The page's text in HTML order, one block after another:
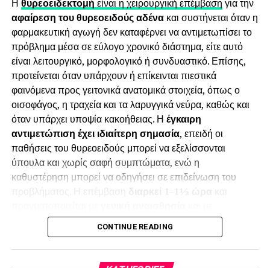
– Πώς η άσκηση με αντιστάσεις υποστηρίζει τη σύσταση
σώματος και τη διατήρηση του αποτελέσματος
– Τι χρειάζεται να προβλεφθεί διατροφικά πριν από τη
μείωση ή τη διακοπή της θεραπείας
Αν θεωρείτε ότι το περιεχόμενο μπορεί να ενδιαφέρει
το κοινό σας, μπορείτε να το προτείνετε ή να το
αναδημοσιεύσετε με σχετική αναφορά.
Δείτε το άρθρο στο ακόλουθο link:
https://diaitologos.com/diaita/enesimes-therapeies-
meiosis-varous-ozempic-mounjaro-odigos/
Η θυρεοειδεκτομή είναι η χειρουργική επέμβαση για την
αφαίρεση του θυρεοειδούς αδένακαι συστήνεται όταν η
φαρμακευτική αγωγή δεν καταφέρνει να αντιμετωπίσει το
πρόβλημα μέσα σε εύλογο χρονικό διάστημα, είτε αυτό
είναι λειτουργικό, μορφολογικό ή συνδυαστικό. Επίσης,
προτείνεται όταν υπάρχουν ή επίκεινται πιεστικά
φαινόμενα προς γειτονικά ανατομικά στοιχεία, όπως ο
οισοφάγος, η τραχεία και τα λαρυγγικά νεύρα, καθώς και
όταν υπάρχει υποψία κακοήθειας. Η έγκαιρη
αντιμετώπιση έχει ιδιαίτερη σημασία, επειδή οι
παθήσεις του θυρεοειδούς μπορεί να εξελίσσονται
ύπουλα και χωρίς σαφή συμπτώματα, ενώ η
καθυστέρηση μπορεί να οδηγήσει σε επιδείνωση του
τεχνολογίες όπωςραδιοσυχνότητες και υπερηχητικές
, ώστε να διασφαλίζεται ηλειτουργικότητα
επιτυγχάνεταιάριστο αισθητικό αποτέλεσμα. Επίσης, η
διασφάλιση της ομιλίαςτου ασθενούς επιτυγχάνεται με
CONTINUE READING